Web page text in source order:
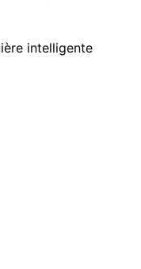
intelligente